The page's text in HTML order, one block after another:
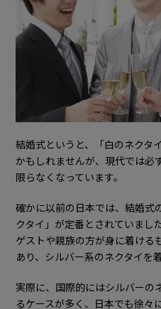
Q1. 結婚式で柄物の白のネク
Q2. 結婚式で白のネクタイを
Q3. 親族以外も白のネクタイ
7. 結婚式の白のネクタイは立場に
結婚式というと、「白のネクタ
かもしれませんが、現代では必
限らなくなっています。
確かに以前の日本では、結婚式
クタイ」が定番とされていまし
ゲストや親族の方が身に着ける
あり、シルバー系のネクタイを
実際に、国際的にはシルバーの
るケースが多く、日本でも徐々